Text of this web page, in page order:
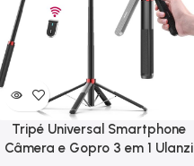
Tripé Universal Smartphone
Câmera e Gopro 3 em 1 Ulanzi